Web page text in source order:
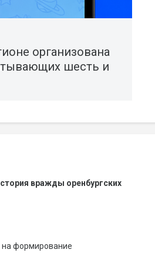
организована
шесть и
вражды оренбургских
на формирование